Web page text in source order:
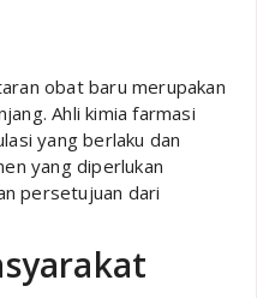
obat baru merupakan
Ahli kimia farmasi
yang berlaku dan
yang diperlukan
persetujuan dari